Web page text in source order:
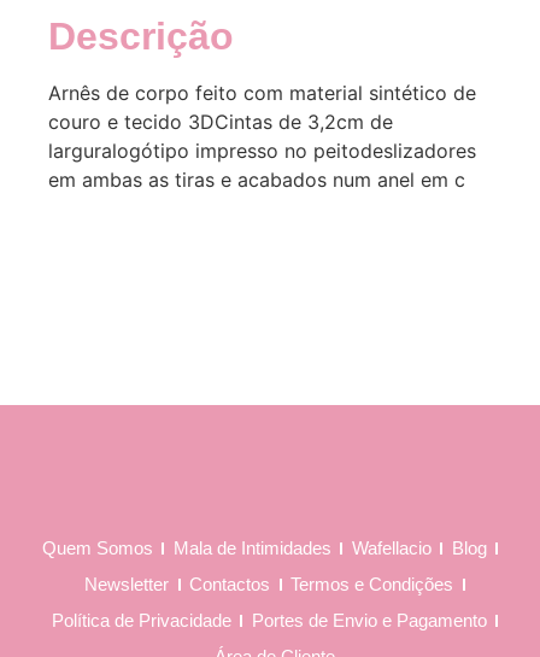
Descrição
Arnês de corpo feito com material sintético de
couro e tecido 3DCintas de 3,2cm de
larguralogótipo impresso no peitodeslizadores
em ambas as tiras e acabados num anel em c
Quem Somos Mala de Intimidades Wafellacio
Blog
Newsletter
Contactos
Termos e Condições
Política de Privacidade
Portes de Envio e Pagamento